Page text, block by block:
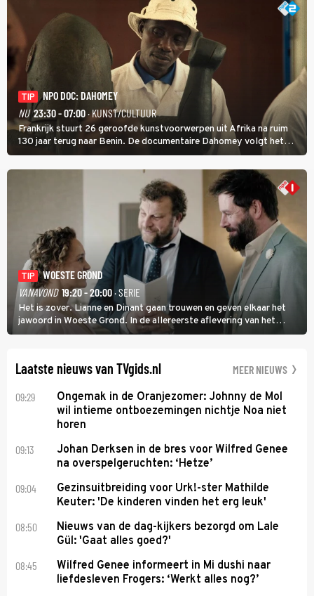
TIP
NPO DOC: DAHOMEY
NU 23:30 - 07:00· KUNST/CULTUUR
Frankrijk stuurt 26 geroofde kunstvoorwerpen uit Afrika na ruim
130 jaar terug naar Benin. De documentaire Dahomey volgt het
transport en toont de aankomst. Inwoners van Benin bespreken de
betekenis van de teruggave.
TIP
WOESTE GROND
VANAVOND 19:20 - 20:00· SERIE
Het is zover. Lianne en Dinant gaan trouwen en geven elkaar het
jawoord in Woeste Grond. In de allereerste aflevering van het
eerste seizoen kwam Lianne vanuit de Randstad naar Twente. Daar
Laatste nieuws van TVgids.nl MEER NIEUWS
09:29
Ongemak in de Oranjezomer: Johnny de Mol
wil intieme ontboezemingen nichtje Noa niet
horen
09:13
Johan Derksen in de bres voor Wilfred Genee
na overspelgeruchten: ‘Hetze’
09:04
Gezinsuitbreiding voor Urk!-ster Mathilde
Keuter: 'De kinderen vinden het erg leuk'
08:50
Nieuws van de dag-kijkers bezorgd om Lale
Gül: 'Gaat alles goed?'
08:45
Wilfred Genee informeert in Mi dushi naar
liefdesleven Frogers: ‘Werkt alles nog?’